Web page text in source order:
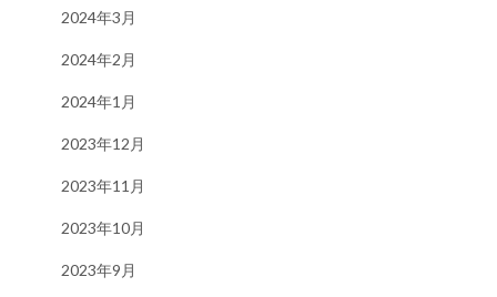
2024年3月
2024年2月
2024年1月
2023年12月
2023年11月
2023年10月
2023年9月